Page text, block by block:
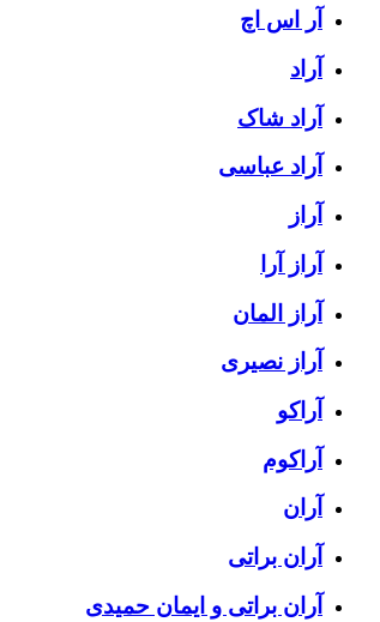
آر اس اچ
آراد
آراد شاک
آراد عباسی
آراز
آراز آرا
آراز المان
آراز نصیری
آراکو
آراکوم
آران
آران براتی
آران براتی و ایمان حمیدی